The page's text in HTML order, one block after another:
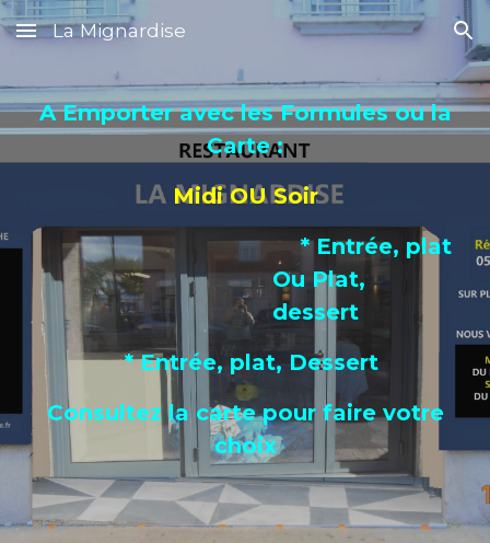
Skip to main content Skip to navigation
La Mignardise
A Emporter avec les Formules ou la
Carte :
Midi OU Soir
* Entrée, plat
Ou Plat,
dessert
* Entrée, plat, Dessert
Consultez la carte pour faire votre
choix